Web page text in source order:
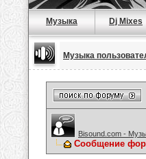
Музыка Dj Mixes
Музыка
Bisound.com -
Сообщение